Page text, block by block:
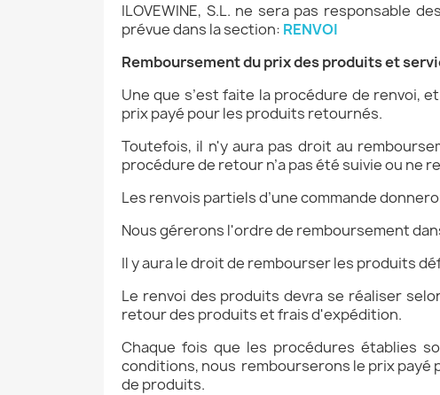
ILOVEWINE, S.L. ne sera pas responsable
prévue dans la section: RENVOI
Remboursement du prix des produits et
Une que s’est faite la procédure de renvoi,
prix payé pour les produits retournés.
Toutefois, il n'y aura pas droit au
procédure de retour n’a pas été suivie ou ne
Les renvois partiels d’une commande
Nous gérerons l'ordre de remboursement
Il y aura le droit de rembourser les produits
Le renvoi des produits devra se réaliser
retour des produitset frais d'expédition.
Chaque fois que les procédures établies
conditions, nous rembourserons le prix payé
de produits.